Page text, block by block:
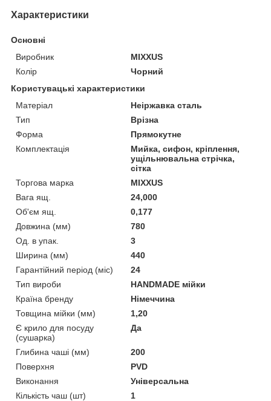
Характеристики
Основні
Виробник
MIXXUS
Колір
Чорний
Користувацькі характеристики
Матеріал
Неіржавка сталь
Тип
Врізна
Форма
Прямокутне
Комплектація
Мийка, сифон, кріплення,
ущільнювальна стрічка,
сітка
Торгова марка
MIXXUS
Вага ящ.
24,000
Об'єм ящ.
0,177
Довжина (мм)
780
Од. в упак.
3
Ширина (мм)
440
Гарантійний період (міс)
24
Тип вироби
HANDMADE мійки
Країна бренду
Німеччина
Товщина мійки (мм)
1,20
Є крило для посуду
(сушарка)
Да
Глибина чаші (мм)
200
Поверхня
PVD
Виконання
Універсальна
Кількість чаш (шт)
1